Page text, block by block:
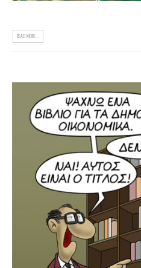
READ MORE...